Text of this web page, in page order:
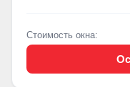
Стоимость окна: